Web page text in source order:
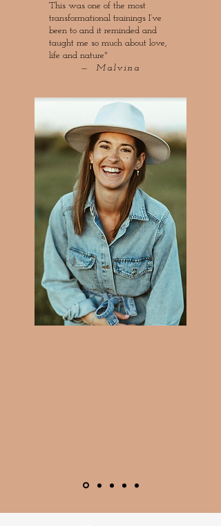
This was one of the most
transformational trainings I’ve
been to and it reminded and
taught me so much about love,
life and nature"
— Malvina